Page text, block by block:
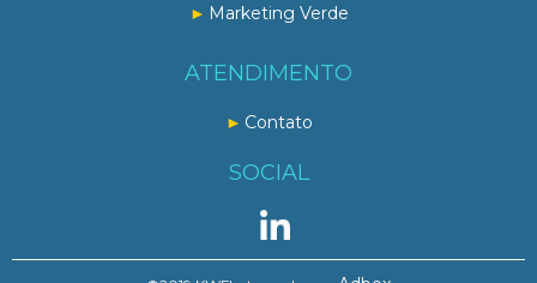
Marketing Verde
ATENDIMENTO
Contato
SOCIAL